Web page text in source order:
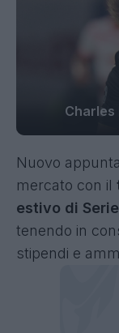
Charles
Nuovo
mercato con il
estivo di
tenendo in
stipendi e